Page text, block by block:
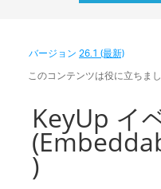
バージョン26.1 (最新)
このコンテンツは役に立ちま
KeyUp イ
)